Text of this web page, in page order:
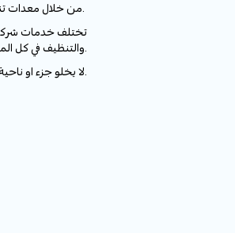
من خلال معدات تنظيف جدران داخلية وخارجية وكل ما يخطر ببال الانسان من معدات ومكائن التنظيف المتعددة واماكن ومرافق الحياة وكل اجزاءها.
تختلف خدمات شركة
والتنظيف في كل المجتمعات سواء كانت مجتمعات سكاني او عمالي او تقني.
لا يخلو جزء او ناحية من نواحي الحياة بشكل عام الا وهي مرتبطة باعمال التنظيف العام وتنظيف الشقق والمنازل.